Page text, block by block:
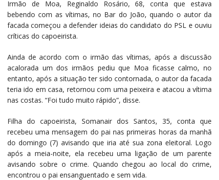
Irmão de Moa, Reginaldo Rosário, 68, conta que estava
bebendo com as vítimas, no Bar do João, quando o autor da
facada começou a defender ideias do candidato do PSL e ouviu
críticas do capoeirista.
Ainda de acordo com o irmão das vítimas, após a discussão
acalorada um dos irmãos pediu que Moa ficasse calmo, no
entanto, após a situação ter sido contornada, o autor da facada
teria ido em casa, retornou com uma peixeira e atacou a vítima
nas costas. “Foi tudo muito rápido”, disse.
Filha do capoeirista, Somanair dos Santos, 35, conta que
recebeu uma mensagem do pai nas primeiras horas da manhã
do domingo (7) avisando que iria até sua zona eleitoral. Logo
após a meia-noite, ela recebeu uma ligação de um parente
avisando sobre o crime. Quando chegou ao local do crime,
encontrou o pai ensanguentado e sem vida.